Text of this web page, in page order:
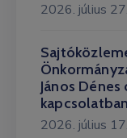
2026. július 27.
János
kapcsolatban
2026. július 17.